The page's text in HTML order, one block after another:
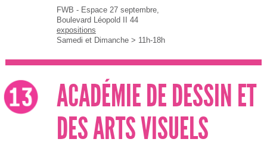
FWB - Espace 27 septembre,
Boulevard Léopold II 44
expositions
Samedi et Dimanche > 11h-18h
ACADÉMIE DE DESSIN ET
DES ARTS VISUELS